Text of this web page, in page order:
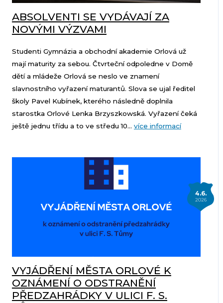
ABSOLVENTI SE VYDÁVAJÍ ZA
NOVÝMI VÝZVAMI
Studenti Gymnázia a obchodní akademie Orlová už
mají maturity za sebou. Čtvrteční odpoledne v Domě
dětí a mládeže Orlová se neslo ve znamení
slavnostního vyřazení maturantů. Slova se ujal ředitel
školy Pavel Kubínek, kterého následně doplnila
starostka Orlové Lenka Brzyszkowská. Vyřazení čeká
ještě jednu třídu a to ve středu 10... více informací
4.6.
2026
VYJÁDŘENÍ MĚSTA ORLOVÉ K
OZNÁMENÍ O ODSTRANĚNÍ
PŘEDZAHRÁDKY V ULICI F. S.